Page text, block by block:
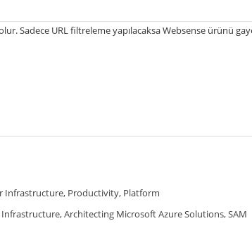
Sadece URL filtreleme yapılacaksa Websense ürünü
Infrastructure, Productivity, Platform
Architecting Microsoft Azure Solutions, SAM